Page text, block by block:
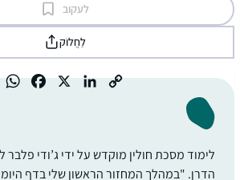
לעקוב
לַחֲלוֹק
לימוד מסכת חולין מוקדש על ידי ג’ודי
הדרן. "במהלך המחזור הראשון שלי בדף